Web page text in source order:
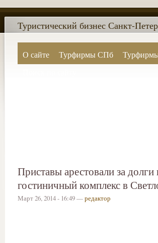
О сайте Турфирмы СПб
Туристический бизнес Санкт-
Приставы арестовали за
гостиничный комплекс в
Март 26, 2014 - 16:49 —редактор